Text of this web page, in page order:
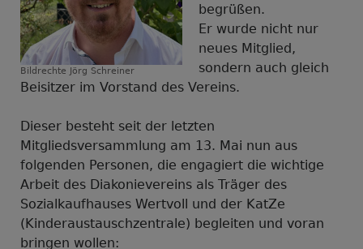
Bildrechte Jörg Schreiner
begrüßen.
Er wurde nicht nur
neues Mitglied,
sondern auch gleich
Beisitzer im Vorstand des Vereins.
Dieser besteht seit der letzten
Mitgliedsversammlung am 13. Mai nun aus
folgenden Personen, die engagiert die wichtige
Arbeit des Diakonievereins als Träger des
Sozialkaufhauses Wertvoll und der KatZe
(Kinderaustauschzentrale) begleiten und voran
bringen wollen: